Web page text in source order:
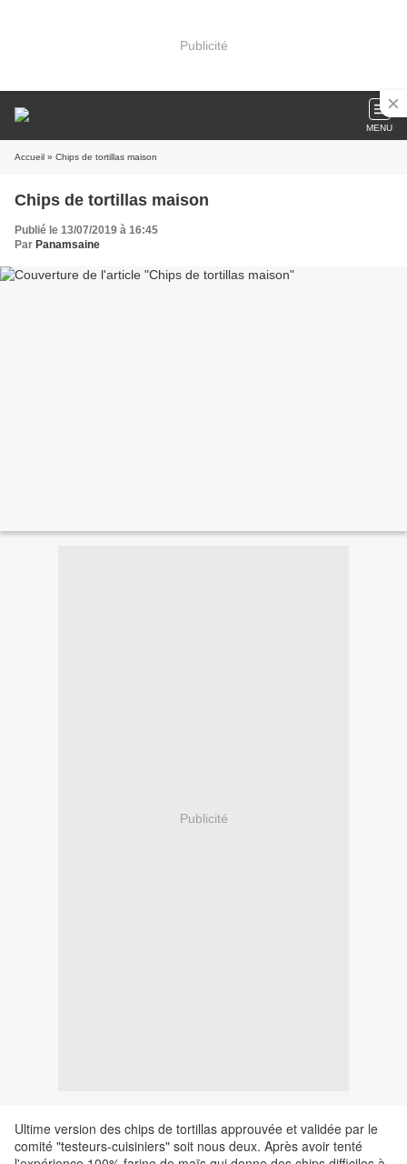
Publicité
MENU
Accueil » Chips de tortillas maison
Chips de tortillas maison
Publié le 13/07/2019 à 16:45
Par Panamsaine
Publicité
Ultime version des chips de tortillas approuvée et validée par le
comité "testeurs-cuisiniers" soit nous deux. Après avoir tenté